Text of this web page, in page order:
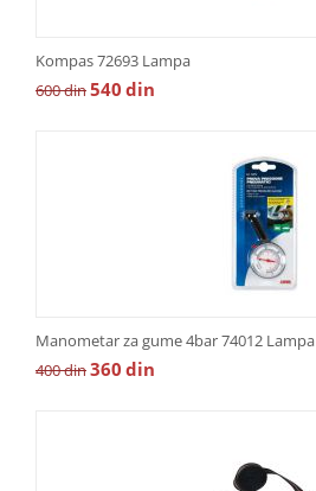
Kompas 72693 Lampa
600din540 din
Manometar za gume 4bar 74012 Lampa
400din360 din